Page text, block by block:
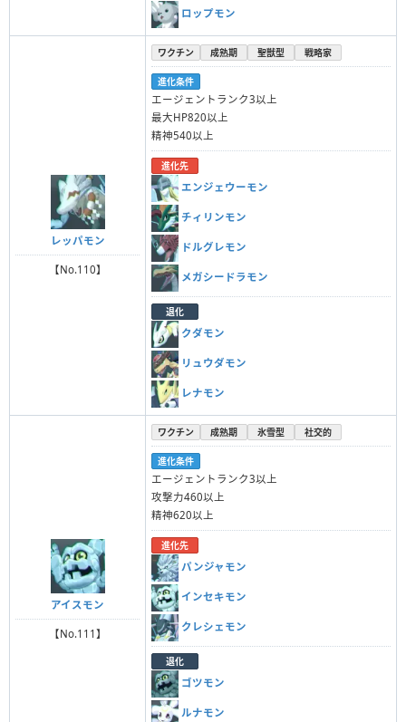
ロップモン
レッパモン
【No.110】
ワクチン 成熟期 聖獣型 戦略家
進化条件
エージェントランク3以上
最大HP820以上
精神540以上
進化先
エンジェウーモン
チィリンモン
ドルグレモン
メガシードラモン
退化
クダモン
リュウダモン
レナモン
アイスモン
【No.111】
ワクチン 成熟期 氷雪型 社交的
進化条件
エージェントランク3以上
攻撃力460以上
精神620以上
進化先
パンジャモン
インセキモン
クレシェモン
退化
ゴツモン
ルナモン